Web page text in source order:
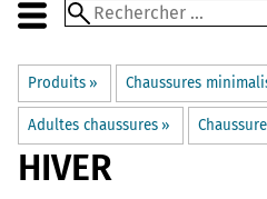
Produits ‪» Chaussures
Adultes chaussures ‪»
HIVER